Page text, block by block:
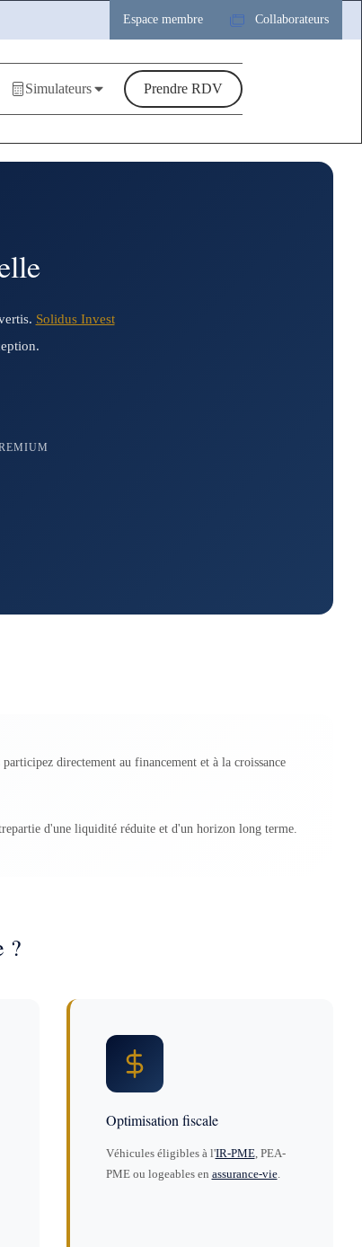
Collaborateurs
Espace membre
Simulateurs Prendre RDV
Solidus Invest
directement au financement et à la croissance
d'une liquidité réduite et d'un horizon long terme.
?
Optimisation fiscale
Véhicules éligibles à l'IR-PME, PEA-
PME ou logeables en assurance-vie.